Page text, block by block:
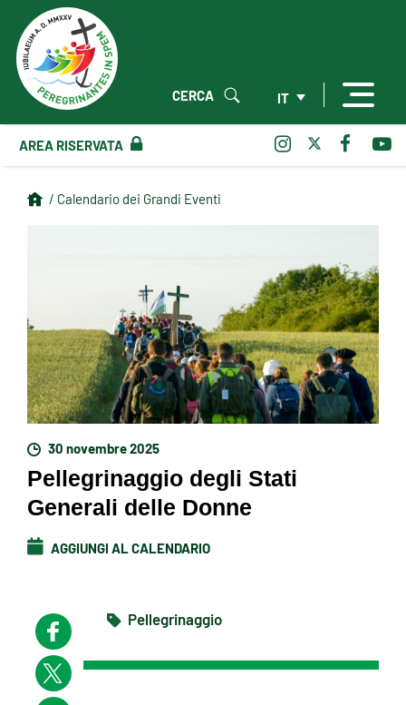
IT
CERCA
AREA RISERVATA
/ Calendario dei Grandi Eventi
30 novembre 2025
Pellegrinaggio degli Stati
Generali delle Donne
AGGIUNGI AL CALENDARIO
Pellegrinaggio